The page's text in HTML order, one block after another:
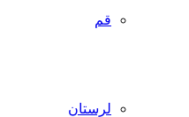
قم
لرستان